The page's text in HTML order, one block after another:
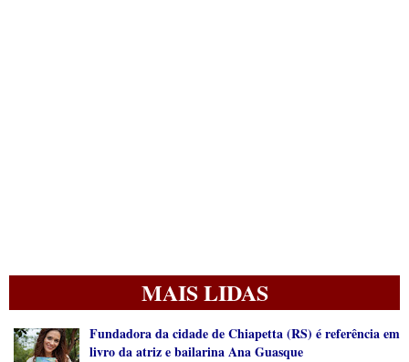
MAIS LIDAS
Fundadora da cidade de Chiapetta (RS) é referência em
livro da atriz e bailarina Ana Guasque